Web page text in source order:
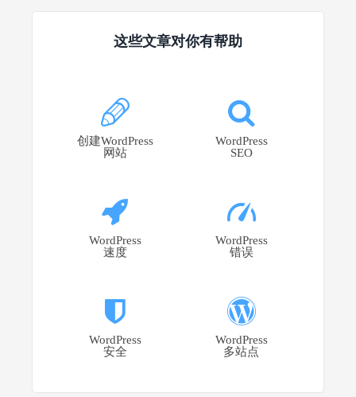
这些文章对你有帮助
创建WordPress
网站
WordPress
SEO
WordPress
速度
WordPress
错误
WordPress
安全
WordPress
多站点